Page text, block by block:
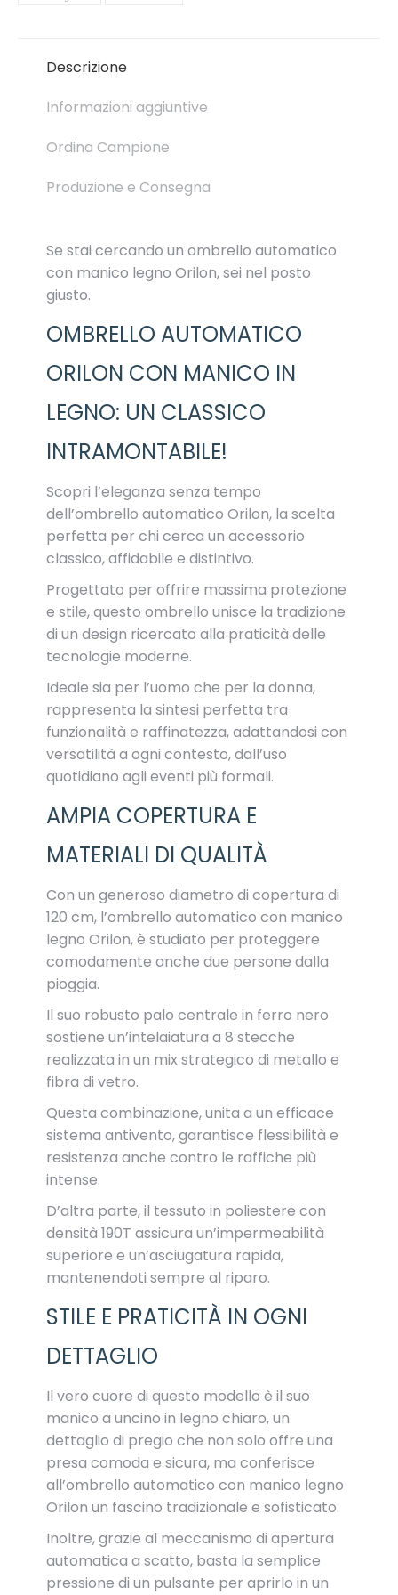
Descrizione
Informazioni aggiuntive
Ordina Campione
Produzione e Consegna
Se stai cercando un ombrello automatico
con manico legno Orilon, sei nel posto
giusto.
OMBRELLO AUTOMATICO
ORILON CON MANICO IN
LEGNO: UN CLASSICO
INTRAMONTABILE!
Scopri l’eleganza senza tempo
dell’ombrello automatico Orilon, la scelta
perfetta per chi cerca un accessorio
classico, affidabile e distintivo.
Progettato per offrire massima protezione
e stile, questo ombrello unisce la tradizione
di un design ricercato alla praticità delle
tecnologie moderne.
Ideale sia per l’uomo che per la donna,
rappresenta la sintesi perfetta tra
funzionalità e raffinatezza, adattandosi con
versatilità a ogni contesto, dall’uso
quotidiano agli eventi più formali.
AMPIA COPERTURA E
MATERIALI DI QUALITÀ
Con un generoso diametro di copertura di
120 cm, l’ombrello automatico con manico
legno Orilon, è studiato per proteggere
comodamente anche due persone dalla
pioggia.
Il suo robusto palo centrale in ferro nero
sostiene un’intelaiatura a 8 stecche
realizzata in un mix strategico di metallo e
fibra di vetro.
Questa combinazione, unita a un efficace
sistema antivento, garantisce flessibilità e
resistenza anche contro le raffiche più
intense.
D’altra parte, il tessuto in poliestere con
densità 190T assicura un’impermeabilità
superiore e un’asciugatura rapida,
mantenendoti sempre al riparo.
STILE E PRATICITÀ IN OGNI
DETTAGLIO
Il vero cuore di questo modello è il suo
manico a uncino in legno chiaro, un
dettaglio di pregio che non solo offre una
presa comoda e sicura, ma conferisce
all’ombrello automatico con manico legno
Orilon un fascino tradizionale e sofisticato.
Inoltre, grazie al meccanismo di apertura
automatica a scatto, basta la semplice
pressione di un pulsante per aprirlo in un